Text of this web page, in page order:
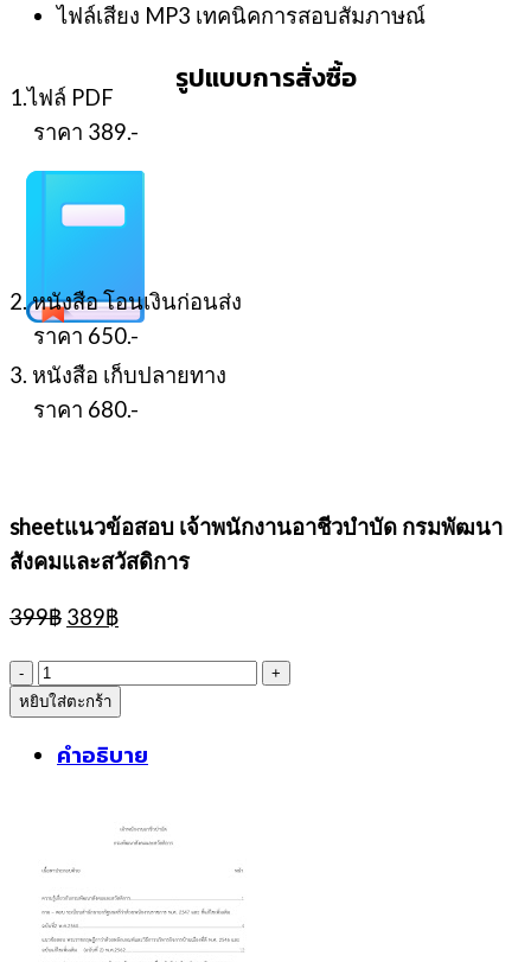
ไฟล์เสียง MP3 เทคนิคการสอบสัมภาษณ์
รูปแบบการสั่งซื้อ
1.ไฟล์ PDF
ราคา 389.-
2. หนังสือ โอนเงินก่อนส่ง
ราคา 650.-
3. หนังสือ เก็บปลายทาง
ราคา 680.-
sheetแนวข้อสอบ เจ้าพนักงานอาชีวบำบัด กรมพัฒนา
สังคมและสวัสดิการ
399฿ Original
was:
399฿.
389฿Current
is:
389฿.
จำนวน
sheetแนว
ข้อสอบ
บำบัด
กรม
พัฒนา
หยิบใส่ตะกร้า
คำอธิบาย